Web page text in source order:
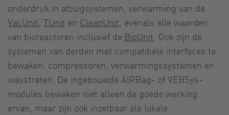
onderdruk in afzuigsystemen, verwarming van de
VacUnit TUnit en CleanUnit , evenals alle waarden
van bioreactoren inclusief de BioUnit . Ook zijn de
systemen van derden met compatibele interfaces te
bewaken: compressoren, verwarmingssystemen en
wasstraten. De ingebouwde AIRBag- of VEBSys-
modules bewaken niet alleen de goede werking
ervan, maar zijn ook inzetbaar als lokale